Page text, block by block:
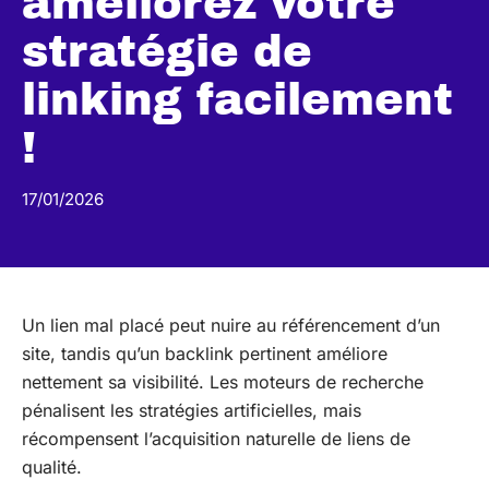
stratégie de
linking facilement
!
17/01/2026
Un lien mal placé peut nuire au référencement d’un
site, tandis qu’un backlink pertinent améliore
nettement sa visibilité. Les moteurs de recherche
pénalisent les stratégies artificielles, mais
récompensent l’acquisition naturelle de liens de
qualité.